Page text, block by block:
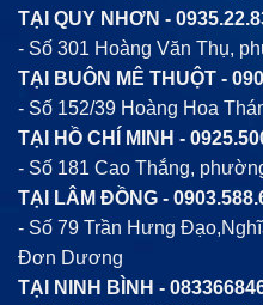
TẠI QUY NHƠN -
- Số 301 Hoàng Văn Thụ,
TẠI BUÔN MÊ THUỘT -
- Số 152/39 Hoàng Hoa
TẠI HỒ CHÍ MINH -
- Số 181 Cao Thắng,
TẠI LÂM ĐỒNG -
- Số 79 Trần Hưng
Đơn Dương
TẠI NINH BÌNH -